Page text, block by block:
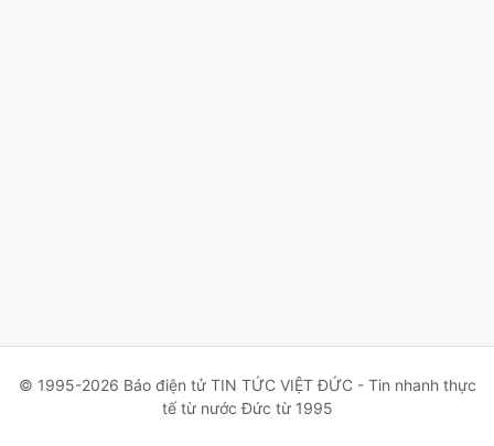
© 1995-2026 Báo điện tử TIN TỨC VIỆT ĐỨC - Tin nhanh thực
tế từ nước Đức từ 1995